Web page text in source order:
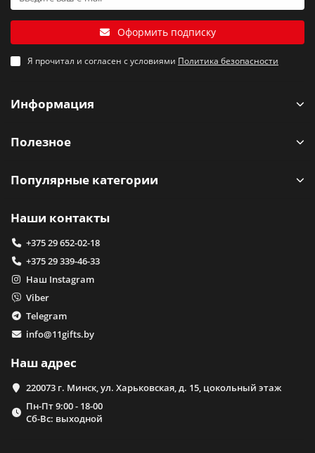
Оформить подписку
Я прочитал и согласен с условиями Политика безопасности
Информация
Полезное
Популярные категории
Наши контакты
+375 29 652-02-18
+375 29 339-46-33
Наш Instagram
Viber
Telegram
info@11gifts.by
Наш адрес
220073 г. Минск, ул. Харьковская, д. 15, цокольный этаж
Пн-Пт 9:00 - 18-00
Сб-Вс: выходной